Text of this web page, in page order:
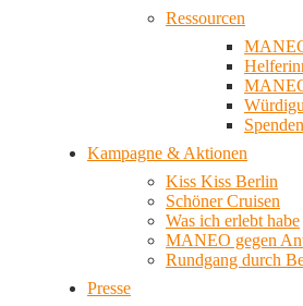
Ressourcen
Kampagne & Aktionen
Kiss Kiss Berlin
Schöner Cruisen
Was ich erlebt habe
MANEO gegen
Rundgang durch
Presse